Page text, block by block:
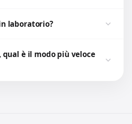
laboratorio?
è il modo più veloce